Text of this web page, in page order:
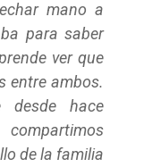
mano a
para saber
ver que
entre ambos.
desde hace
de la familia